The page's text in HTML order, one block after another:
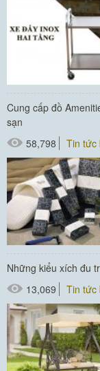
Cung cấp đồ
sạn
58,798
Tin tức
Những kiểu xích đu
13,069
Tin tức